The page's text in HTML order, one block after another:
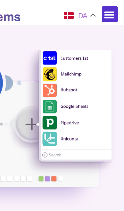
DA